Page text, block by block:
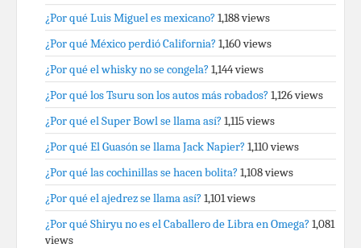
¿Por qué Luis Miguel es mexicano? 1,188 views
¿Por qué México perdió California? 1,160 views
¿Por qué el whisky no se congela? 1,144 views
¿Por qué los Tsuru son los autos más robados? 1,126 views
¿Por qué el Super Bowl se llama así? 1,115 views
¿Por qué El Guasón se llama Jack Napier? 1,110 views
¿Por qué las cochinillas se hacen bolita? 1,108 views
¿Por qué el ajedrez se llama así? 1,101 views
¿Por qué Shiryu no es el Caballero de Libra en Omega? 1,081
views